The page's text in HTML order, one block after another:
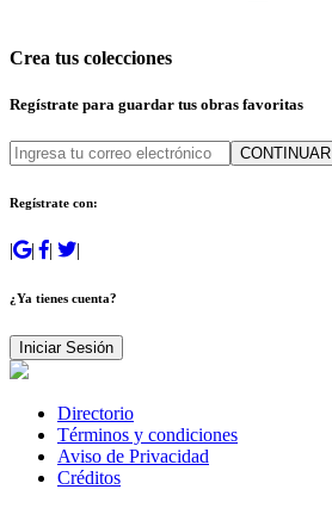
Crea tus colecciones
Regístrate para guardar tus obras favoritas
CONTINUAR
Regístrate con:
| | | |
¿Ya tienes cuenta?
Iniciar Sesión
Directorio
Términos y condiciones
Aviso de Privacidad
Créditos